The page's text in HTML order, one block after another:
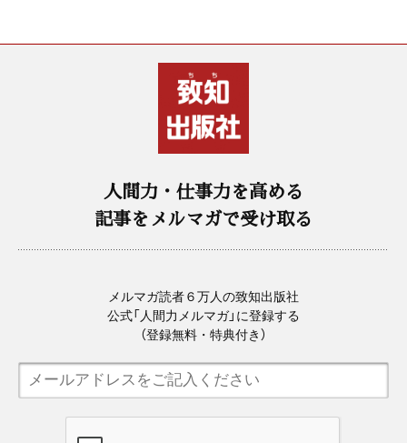
人間力・仕事力を高める
記事をメルマガで受け取る
メルマガ読者６万人の致知出版社
公式「人間力メルマガ」に登録する
（登録無料・特典付き）